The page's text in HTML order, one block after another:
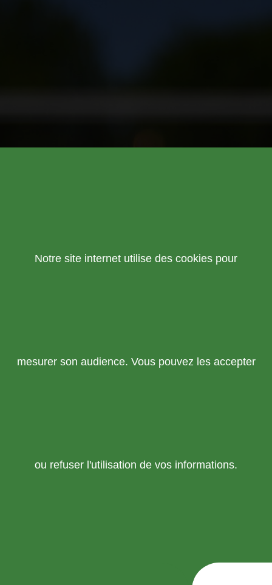
Notre site internet utilise des cookies pour
mesurer son audience. Vous pouvez les accepter
ou refuser l'utilisation de vos informations.